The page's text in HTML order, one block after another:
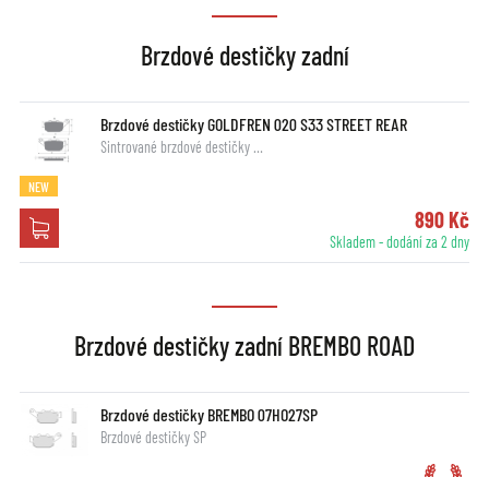
Brzdové destičky zadní
Brzdové destičky GOLDFREN 020 S33 STREET REAR
Sintrované brzdové destičky …
NEW
890 Kč
Skladem - dodání za 2 dny
Brzdové destičky zadní BREMBO ROAD
Brzdové destičky BREMBO 07HO27SP
Brzdové destičky SP